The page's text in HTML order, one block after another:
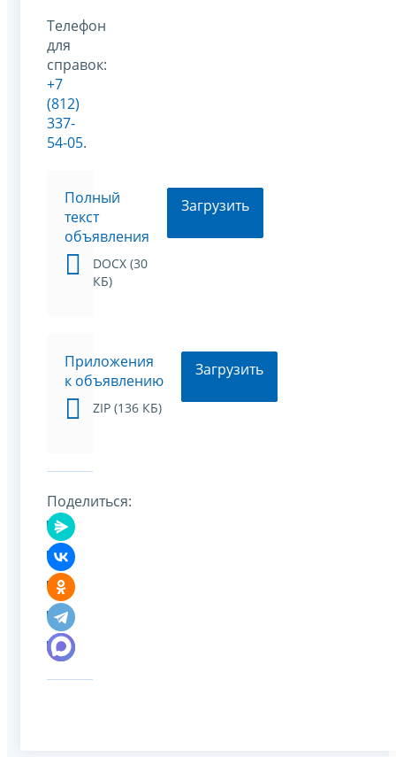
Телефон
для
справок:
+7
(812)
337-
54-05.
Полный
текст
объявления
DOCX (30
КБ)
Загрузить
Приложения
к объявлению
ZIP (136 КБ)
Загрузить
Поделиться: